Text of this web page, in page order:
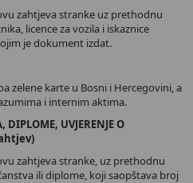
zahtjeva stranke uz prethodnu
licence za vozila i iskaznice
je dokument izdat.
zelene karte u Bosni i Hercegovini, a
i internim aktima.
DIPLOME, UVJERENJE O
zahtjeva stranke, uz prethodnu
ili diplome, koji saopštava broj